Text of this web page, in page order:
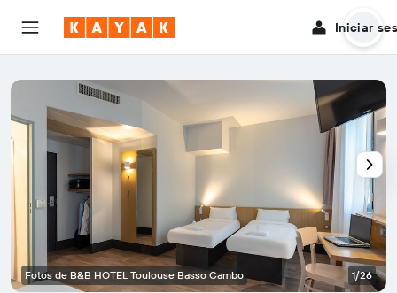
Iniciar
Fotos de B&B HOTEL Toulouse Basso Cambo 1/26